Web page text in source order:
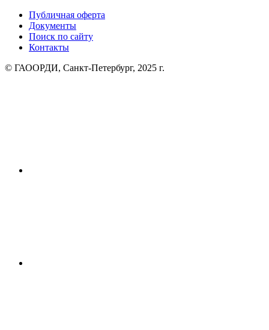
Публичная оферта
Документы
Поиск по сайту
Контакты
© ГАООРДИ, Санкт-Петербург, 2025 г.